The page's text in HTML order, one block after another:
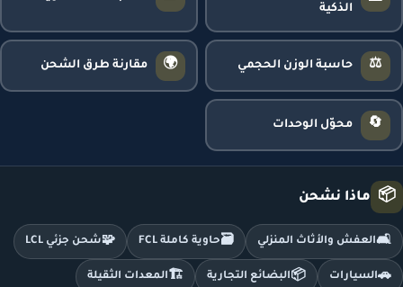
الذكية
⚖️ حاسبة الوزن الحجمي 🌍 مقارنة طرق الشحن
🔄 محوّل الوحدات
📦 ماذا نشحن
🛋️العفش والأثاث المنزلي 🗃️حاوية كاملة FCL 🧩شحن جزئي LCL
🚗السيارات 📦البضائع التجارية 🏗️ المعدات الثقيلة